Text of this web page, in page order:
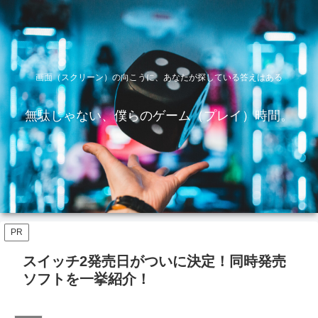
画面（スクリーン）の向こうに、あなたが探している答えはある
無駄じゃない、僕らのゲーム（プレイ）時間。
PR
スイッチ2発売日がついに決定！同時発売
ソフトを一挙紹介！